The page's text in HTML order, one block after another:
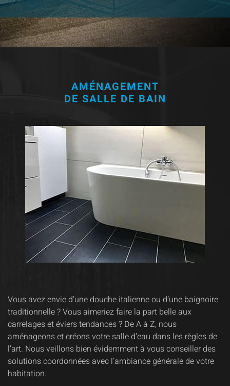
AMÉNAGEMENT
DE SALLE DE BAIN
Vous avez envie d’une douche italienne ou d’une baignoire
traditionnelle ? Vous aimeriez faire la part belle aux
carrelages et éviers tendances ? De A à Z, nous
aménageons et créons votre salle d’eau dans les règles de
l’art. Nous veillons bien évidemment à vous conseiller des
solutions coordonnées avec l’ambiance générale de votre
habitation.